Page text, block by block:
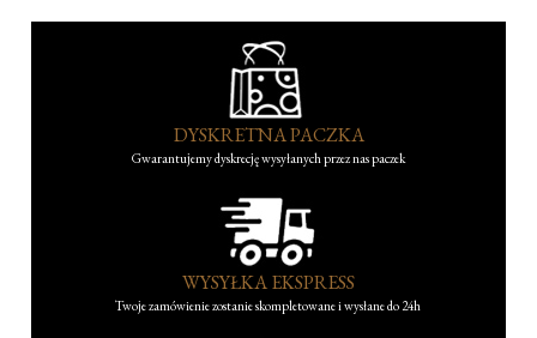
DYSKRETNA PACZKA
Gwarantujemy dyskrecję wysyłanych przez nas paczek
WYSYŁKA EKSPRESS
Twoje zamówienie zostanie skompletowane i wysłane do 24h